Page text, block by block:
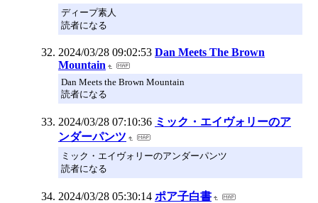
ディープ素人
読者になる
2024/03/28 09:02:53 Dan Meets The Brown
Mountain
Dan Meets the Brown Mountain
読者になる
2024/03/28 07:10:36 ミック・エイヴォリーのア
ンダーパンツ
ミック・エイヴォリーのアンダーパンツ
読者になる
2024/03/28 05:30:14 ポア子白書